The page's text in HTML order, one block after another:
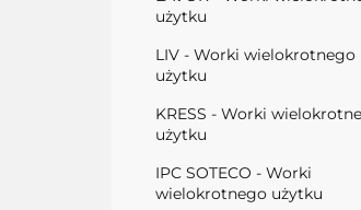
użytku
LIV - Worki wielokrotnego
użytku
KRESS - Worki
użytku
IPC SOTECO - Worki
wielokrotnego użytku